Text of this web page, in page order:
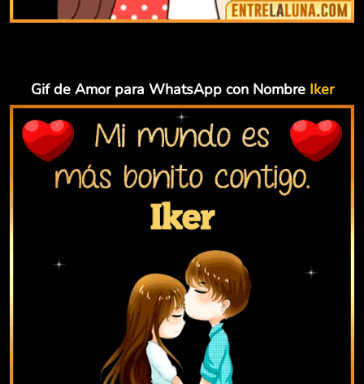
Gif de Amor para WhatsApp con Nombre Iker